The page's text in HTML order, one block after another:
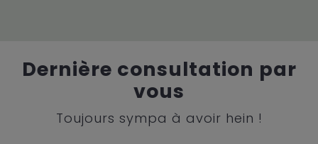
Dernière consultation par
vous
Toujours sympa à avoir hein !